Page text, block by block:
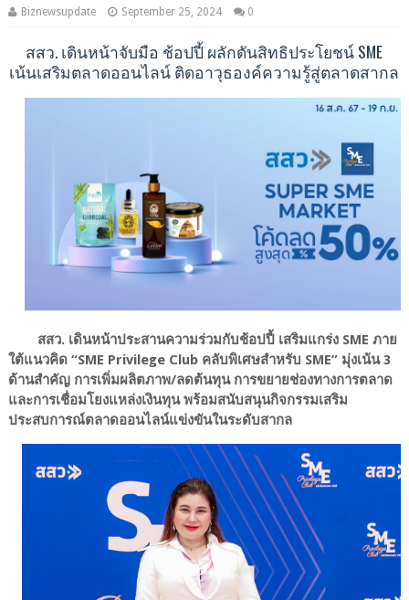
Biznewsupdate September 25, 2024 0
สสว. เดินหน้าจับมือ ช้อปปี้ ผลักดันสิทธิประโยชน์ SME
เน้นเสริมตลาดออนไลน์ ติดอาวุธองค์ความรู้สู่ตลาดสากล
สสว. เดินหน้าประสานความร่วมกับช้อปปี้ เสริมแกร่ง SME ภาย
ใต้แนวคิด “SME Privilege Club คลับพิเศษสำหรับ SME” มุ่งเน้น 3
ด้านสำคัญ การเพิ่มผลิตภาพ/ลดต้นทุน การขยายช่องทางการตลาด
และการเชื่อมโยงแหล่งเงินทุน พร้อมสนับสนุนกิจกรรมเสริม
ประสบการณ์ตลาดออนไลน์แข่งขันในระดับสากล